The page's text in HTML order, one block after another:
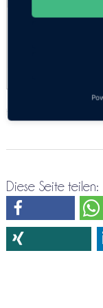
Luxus VIP
Diese Seite teilen: